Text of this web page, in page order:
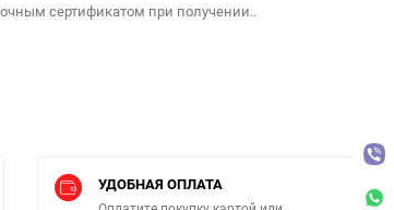
сертификатом при получении..
УДОБНАЯ ОПЛАТА